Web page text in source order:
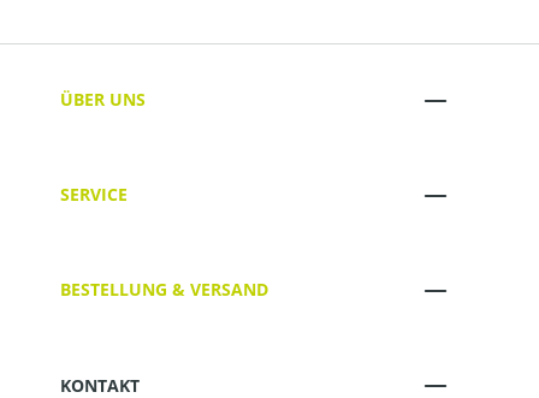
ÜBER UNS
SERVICE
BESTELLUNG & VERSAND
KONTAKT